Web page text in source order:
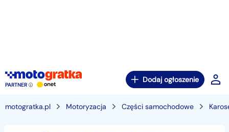
PARTNER
Dodaj ogłoszenie
motogratka.pl Motoryzacja Części samochodowe